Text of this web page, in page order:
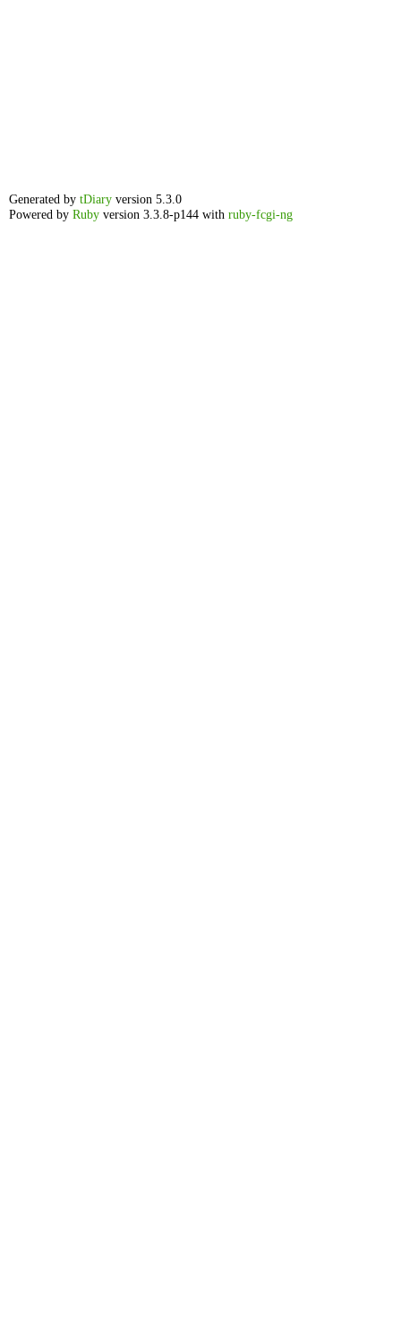
Generated by tDiary version 5.3.0
Powered by Ruby version 3.3.8-p144 with ruby-fcgi-ng